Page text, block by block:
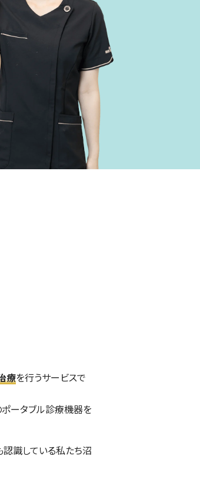
療を行うサービスで
ータブル診療機器を
認識している私たち沼